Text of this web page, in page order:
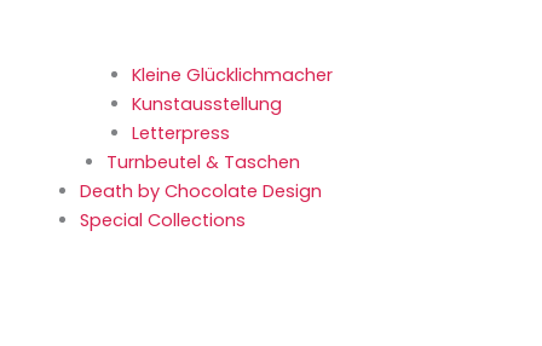
Kleine Glücklich­macher
Kunstaus­stellung
Letterpress
Turnbeutel & Taschen
Death by Chocolate Design
Special Collections